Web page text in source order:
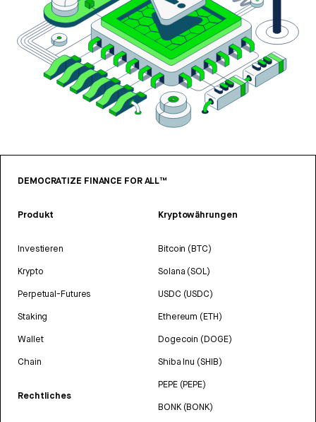
DEMOCRATIZE FINANCE FOR ALL™
Produkt
Investieren
Krypto
Perpetual-Futures
Staking
Wallet
Chain
Rechtliches
Kryptowährungen
Bitcoin (BTC)
Solana (SOL)
USDC (USDC)
Ethereum (ETH)
Dogecoin (DOGE)
Shiba Inu (SHIB)
PEPE (PEPE)
BONK (BONK)